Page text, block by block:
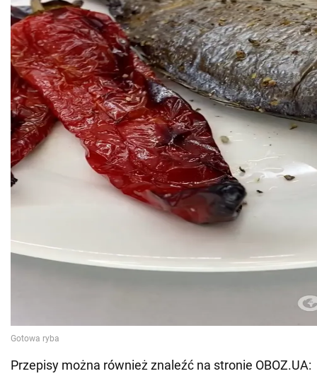
Przepisy można również znaleźć na stronie OBOZ.UA: